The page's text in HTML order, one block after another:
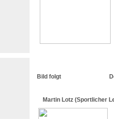
Bild folgt
Martin Lotz (Sportlicher